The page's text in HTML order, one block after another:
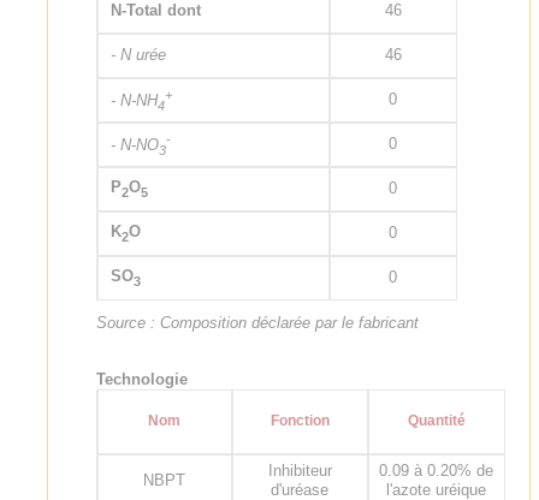
N-Total dont 46
- N urée 46
- N-NH4
+ 0
- N-NO3
- 0
P2O5 0
K2O 0
SO3 0
Source : Composition déclarée par le fabricant
Technologie
Nom Fonction Quantité
NBPT
Inhibiteur
d'uréase
0.09 à 0.20% de
l'azote uréique